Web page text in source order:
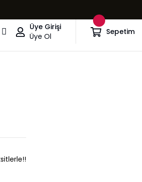
Üye Girişi
Üye Ol
Sepetim